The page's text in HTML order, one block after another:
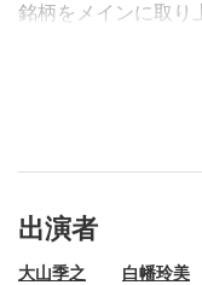
銘柄をメインに取り
出演者
大山季之 白幡玲美